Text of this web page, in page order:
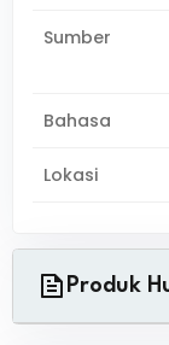
Sumber
Bahasa
Lokasi
Produk